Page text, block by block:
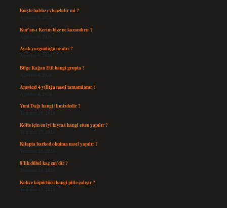
Enişte baldız evlenebilir mi ?
Ağustos 6, 2026
Kur’an-ı Kerim bize ne kazandırır ?
Ağustos 6, 2026
Ayak yorgunluğu ne alır ?
Ağustos 5, 2026
Bilge Kağan Etil hangi grupta ?
Ağustos 4, 2026
Anestezi 4 yıllığa nasıl tamamlanır ?
Ağustos 4, 2026
Yunt Dağı hangi ilimizdedir ?
Temmuz 29, 2026
Köfte için en iyi kıyma hangi etten yapılır ?
Temmuz 27, 2026
Kitapta barkod okutma nasıl yapılır ?
Temmuz 25, 2026
8’lik dübel kaç cm’dir ?
Temmuz 24, 2026
Kahve köpürtücü hangi pille çalışır ?
Temmuz 23, 2026